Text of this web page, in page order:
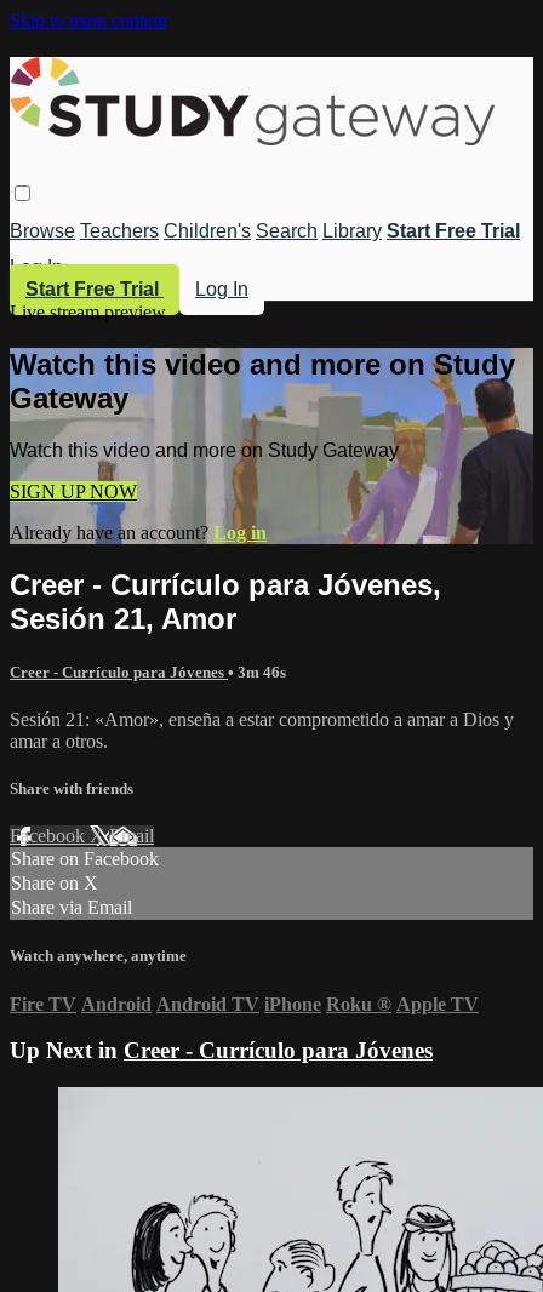
Skip to main content
Browse Teachers Children's Search Library Start Free Trial
Log In
Start Free Trial
Log In
Live stream preview
Watch this video and more on Study
Gateway
Watch this video and more on Study Gateway
SIGN UP NOW
Already have an account? Log in
Creer - Currículo para Jóvenes,
Sesión 21, Amor
Creer - Currículo para Jóvenes • 3m 46s
Sesión 21: «Amor», enseña a estar comprometido a amar a Dios y
amar a otros.
Share with friends
Facebook XEmail
Share on Facebook
Share on X
Share via Email
Watch anywhere, anytime
Fire TV Android Android TV iPhone Roku ® Apple TV
Up Next in Creer - Currículo para Jóvenes